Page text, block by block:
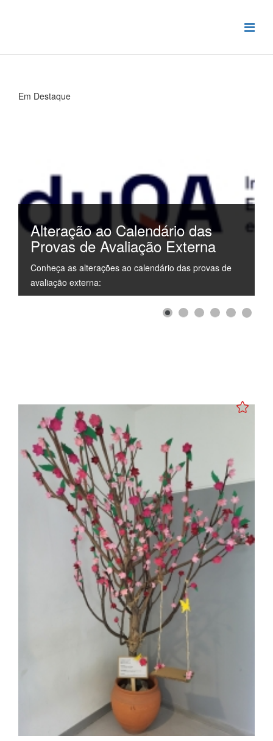
Em Destaque
Alteração ao Calendário das
Provas de Avaliação Externa
Conheça as alterações ao calendário das provas de
avaliação externa: